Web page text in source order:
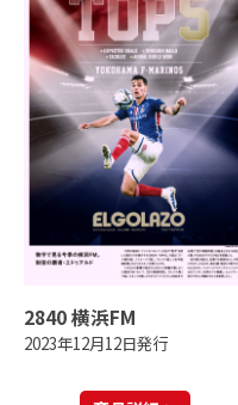
2840 横浜FM
2023年12月12日発行